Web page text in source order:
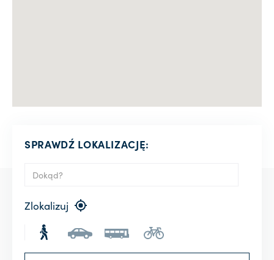
SPRAWDŹ LOKALIZACJĘ:
Zlokalizuj